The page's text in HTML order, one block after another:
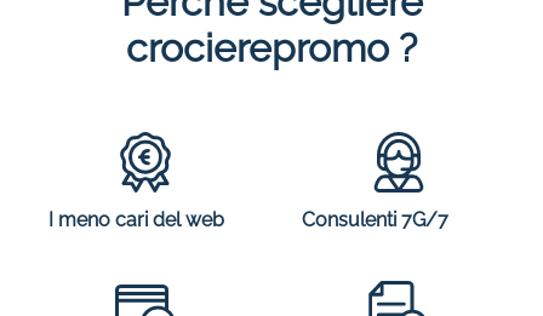
crocierepromo ?
I meno cari del web Consulenti 7G/7